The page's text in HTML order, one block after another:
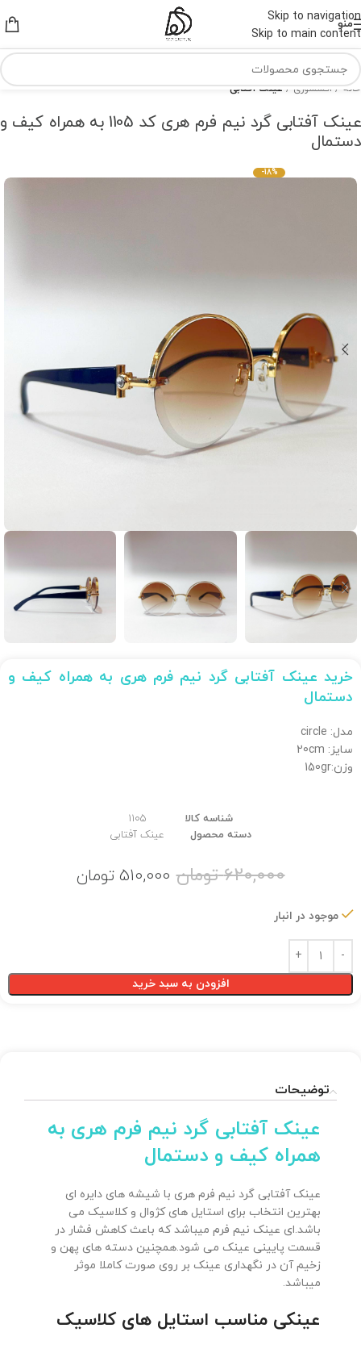
Skip to navigation
Skip to main content
منو
خانه اکسسوری عینک آفتابی
عینک آفتابی گرد نیم فرم هری کد 1105 به همراه کیف و
دستمال
-18%
خرید عینک آفتابی گرد نیم فرم هری به همراه کیف و
دستمال
مدل: circle
سایز: 20cm
وزن:150gr
شناسه کالا
1105
دسته محصول
عینک آفتابی
620,000 تومان 510,000 تومان
موجود در انبار
افزودن به سبد خرید
توضیحات
عینک آفتابی گرد نیم فرم هری به
همراه کیف و دستمال
عینک آفتابی گرد نیم فرم هری با شیشه های دایره ای
بهترین انتخاب برای استایل های کژوال و کلاسیک می
باشد.ای عینک نیم فرم میباشد که باعث کاهش فشار در
قسمت پایینی عینک می شود.همچنین دسته های پهن و
زخیم آن در نگهداری عینک بر روی صورت کاملا موثر
میباشد.
عینکی مناسب استایل های کلاسیک